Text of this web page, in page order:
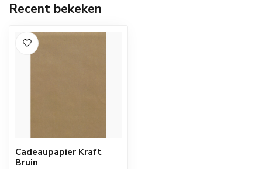
Recent bekeken
Cadeaupapier Kraft
Bruin